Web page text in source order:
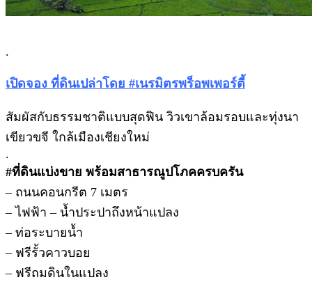
.
เปิดจอง ที่ดินเปล่าโดย #เนรมิตรพร็อพเพอร์ตี้
สัมผัสกับธรรมชาติแบบสุดฟิน วิวเขาล้อมรอบและทุ่งนา
เขียวขจี ใกล้เมืองเชียงใหม่
.
#ที่ดินแบ่งขาย พร้อมสาธารณูปโภคครบครัน
– ถนนคอนกรีต 7 เมตร
– ไฟฟ้า – น้ำประปาถึงหน้าแปลง
– ท่อระบายน้ำ
– ฟรีรั้วคาวบอย
– ฟรีถมดินในแปลง